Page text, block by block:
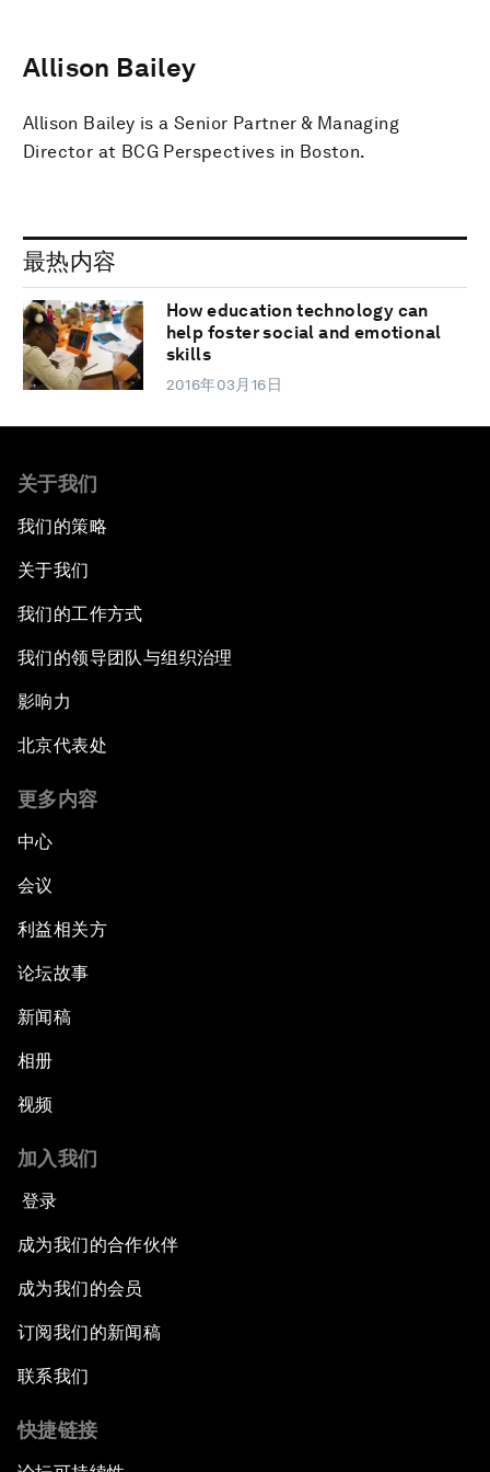
Allison Bailey
Allison Bailey is a Senior Partner & Managing
Director at BCG Perspectives in Boston.
最热内容
How education technology can
help foster social and emotional
skills
2016年03月16日
关于我们
我们的策略
关于我们
我们的工作方式
我们的领导团队与组织治理
影响力
北京代表处
更多内容
中心
会议
利益相关方
论坛故事
新闻稿
相册
视频
加入我们
登录
成为我们的合作伙伴
成为我们的会员
订阅我们的新闻稿
联系我们
快捷链接